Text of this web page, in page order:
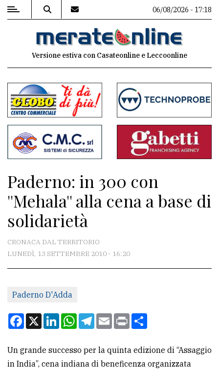
MENU
commenti
Contenuti
del
sito
Associazioni
Meteo
CONTATTI
Scrivici
Per
la
pubblicità
06/08/2026 - 17:18
Versione estiva con Casateonline e Leccoonline
Paderno: in 300 con
''Mehala'' alla cena a base di
solidarietà
CRONACA DAL TERRITORIO
LUNEDÌ, 13 SETTEMBRE 2010 - 16:20
Paderno D'Adda
Facebook
X LinkedInWhatsApp
Telegram
EmailPrint
Un grande successo per la quinta edizione di “Assaggio
in India”, cena indiana di beneficenza organizzata